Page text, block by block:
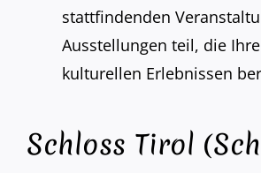
stattfindenden
Ausstellungen teil, die
kulturellen Erlebnissen
Schloss Tirol